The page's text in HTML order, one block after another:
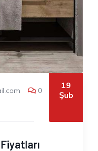
0
19
Şub